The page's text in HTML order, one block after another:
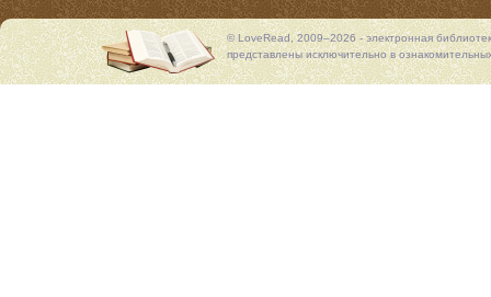
© LoveRead, 2009–2026 - электронная
представлены исключительно в